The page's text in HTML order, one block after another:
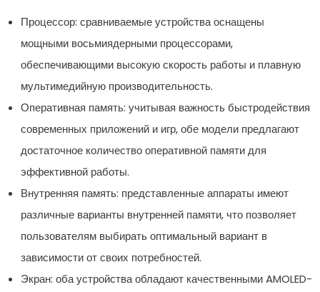
Процессор: сравниваемые устройства оснащены
мощными восьмиядерными процессорами,
обеспечивающими высокую скорость работы и плавную
мультимедийную производительность.
Оперативная память: учитывая важность быстродействия
современных приложений и игр, обе модели предлагают
достаточное количество оперативной памяти для
эффективной работы.
Внутренняя память: представленные аппараты имеют
различные варианты внутренней памяти, что позволяет
пользователям выбирать оптимальный вариант в
зависимости от своих потребностей.
Экран: оба устройства обладают качественными AMOLED-